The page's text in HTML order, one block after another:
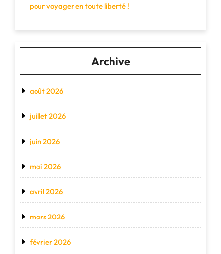
pour voyager en toute liberté !
Archive
août 2026
juillet 2026
juin 2026
mai 2026
avril 2026
mars 2026
février 2026